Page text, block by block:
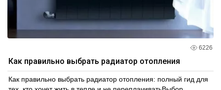
6226
Как правильно выбрать радиатор отопления
Как правильно выбрать радиатор отопления: полный гид для